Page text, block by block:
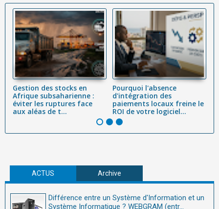
Gestion des stocks en
Afrique subsaharienne :
éviter les ruptures face
aux aléas de t...
Pourquoi l'absence
d'intégration des
paiements locaux freine le
ROI de votre logiciel...
ACTUS Archive
Différence entre un Système d'Information et un
Système Informatique ? WEBGRAM (entr...